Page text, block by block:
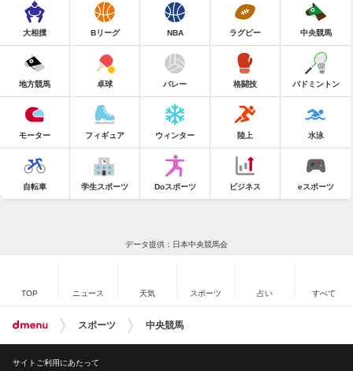
大相撲 Bリーグ NBA ラグビー 中央競馬
地方競馬 卓球 バレー 格闘技 バドミントン
モーター フィギュア ウィンター 陸上 水泳
自転車 学生スポーツ Doスポーツ ビジネス eスポーツ
データ提供：日本中央競馬会
TOP ニュース 天気 スポーツ 占い すべて
スポーツ 中央競馬
サイトご利用にあたって